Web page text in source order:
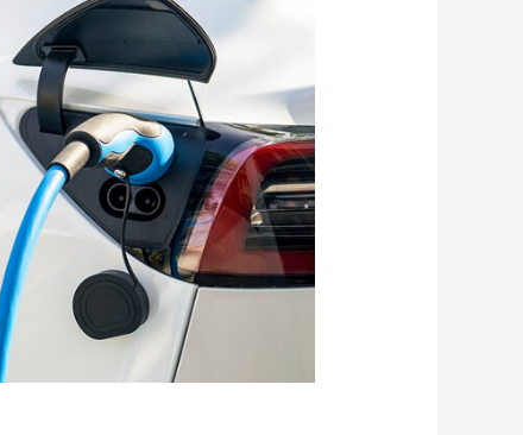
値を。 健康経営 価値観
森とマテリアル
をつくる
特集：カーボンニュートラルに挑む
特集：限りある金属資源を、未来につなぐ。
化を担う 電気銅
resource circulation
Values 資源循環 リサイクル